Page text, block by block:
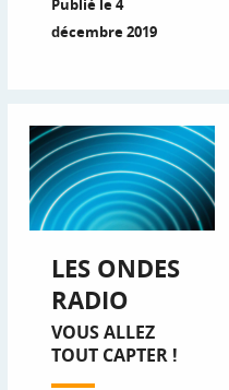
Publié le 4
décembre 2019
LES ONDES
RADIO
VOUS ALLEZ
TOUT CAPTER !